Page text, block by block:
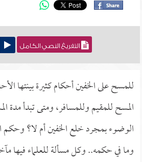
التفريغ النصي الكامل
للمسح على الخفين أحكام كثيرة بينتها
المسح للمقيم وللمسافر، ومتى تبدأ
الوضوء بمجرد خلع الخفين أم لا؟
وما في حكمه.. وكل مسألة للعلماء فيها